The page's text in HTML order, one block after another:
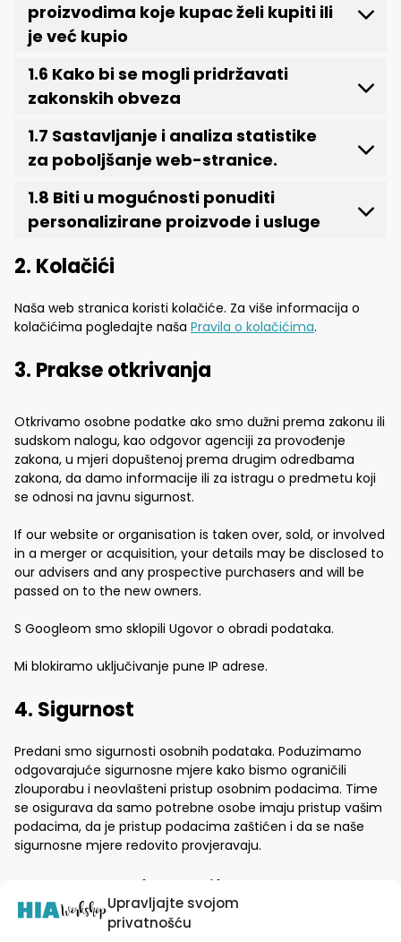
Upravljajte svojom
privatnošću
proizvodima koje kupac želi kupiti ili
je već kupio
1.6 Kako bi se mogli pridržavati
zakonskih obveza
1.7 Sastavljanje i analiza statistike
za poboljšanje web-stranice.
1.8 Biti u mogućnosti ponuditi
personalizirane proizvode i usluge
2. Kolačići
Naša web stranica koristi kolačiće. Za više informacija o
kolačićima pogledajte naša Pravila o kolačićima.
3. Prakse otkrivanja
Otkrivamo osobne podatke ako smo dužni prema zakonu ili
sudskom nalogu, kao odgovor agenciji za provođenje
zakona, u mjeri dopuštenoj prema drugim odredbama
zakona, da damo informacije ili za istragu o predmetu koji
se odnosi na javnu sigurnost.
If our website or organisation is taken over, sold, or involved
in a merger or acquisition, your details may be disclosed to
our advisers and any prospective purchasers and will be
passed on to the new owners.
S Googleom smo sklopili Ugovor o obradi podataka.
Mi blokiramo uključivanje pune IP adrese.
4. Sigurnost
Predani smo sigurnosti osobnih podataka. Poduzimamo
odgovarajuće sigurnosne mjere kako bismo ograničili
zlouporabu i neovlašteni pristup osobnim podacima. Time
se osigurava da samo potrebne osobe imaju pristup vašim
podacima, da je pristup podacima zaštićen i da se naše
sigurnosne mjere redovito provjeravaju.
5. Web stranice trećih strana
Ova izjava o privatnosti ne odnosi se na web stranice trećih